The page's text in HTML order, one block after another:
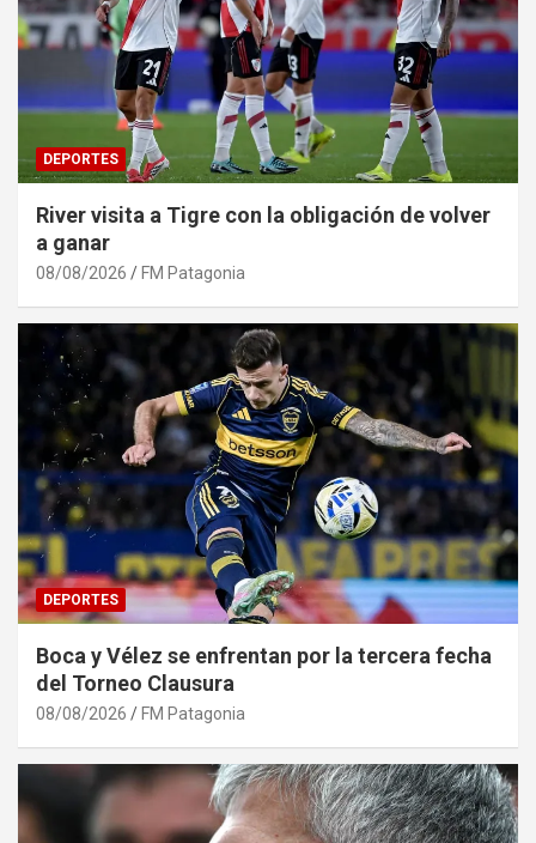
DEPORTES
River visita a Tigre con la obligación de volver
a ganar
08/08/2026 FM Patagonia
DEPORTES
Boca y Vélez se enfrentan por la tercera fecha
del Torneo Clausura
08/08/2026 FM Patagonia